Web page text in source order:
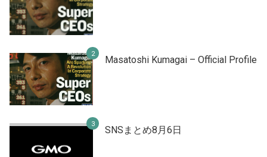
Masatoshi Kumagai – Official Profile
SNSまとめ8月6日